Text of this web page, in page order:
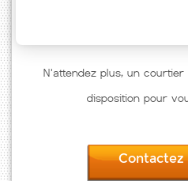
N'attendez plus, un
disposition pour
Contactez